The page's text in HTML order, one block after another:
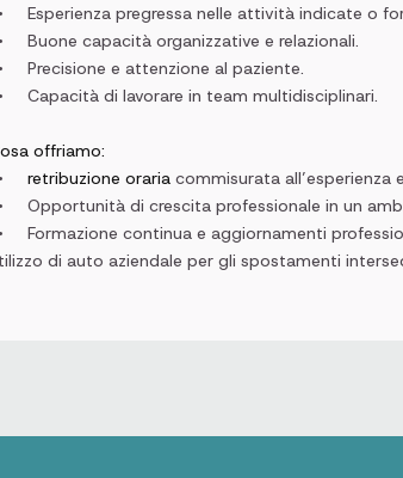
•
Esperienza pregressa nelle attività indicate o
•
Buone capacità organizzative e relazionali.
•
Precisione e attenzione al paziente.
•
Capacità di lavorare in team multidisciplinari.
offriamo:
• retribuzione oraria commisurata all’esperienza
•
Opportunità di crescita professionale in un
•
Formazione continua e aggiornamenti
di auto aziendale per gli spostamenti